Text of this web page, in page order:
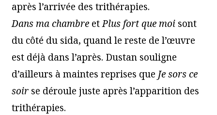
après l’arrivée des trithérapies.
Dans ma chambre etPlus fort que moi sont
du côté du sida, quand le reste de l’œuvre
est déjà dans l’après. Dustan souligne
d’ailleurs à maintes reprises que Je sors ce
soir se déroule juste après l’apparition des
trithérapies.